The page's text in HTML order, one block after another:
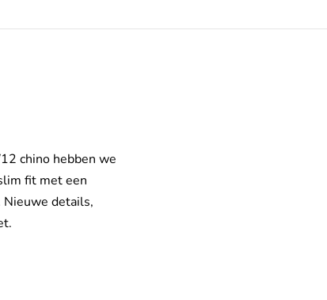
chino hebben we
fit met een
Nieuwe details,